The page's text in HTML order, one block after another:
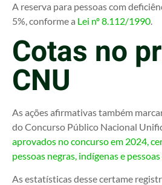
A reserva para pessoas com
5%, conforme a Lei nº 8.112/1990.
Cotas no
CNU
As ações afirmativas também
do Concurso Público Nacional
aprovados no concurso em 2024,
pessoas negras, indígenas e
As estatísticas desse certame